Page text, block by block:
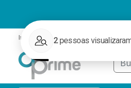
Institucional Ofertas Redes